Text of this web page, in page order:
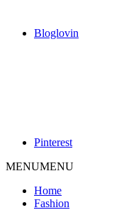
Bloglovin
Pinterest
MENUMENU
Home
Fashion